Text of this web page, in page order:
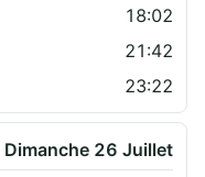
18:02
21:42
23:22
Dimanche 26 Juillet